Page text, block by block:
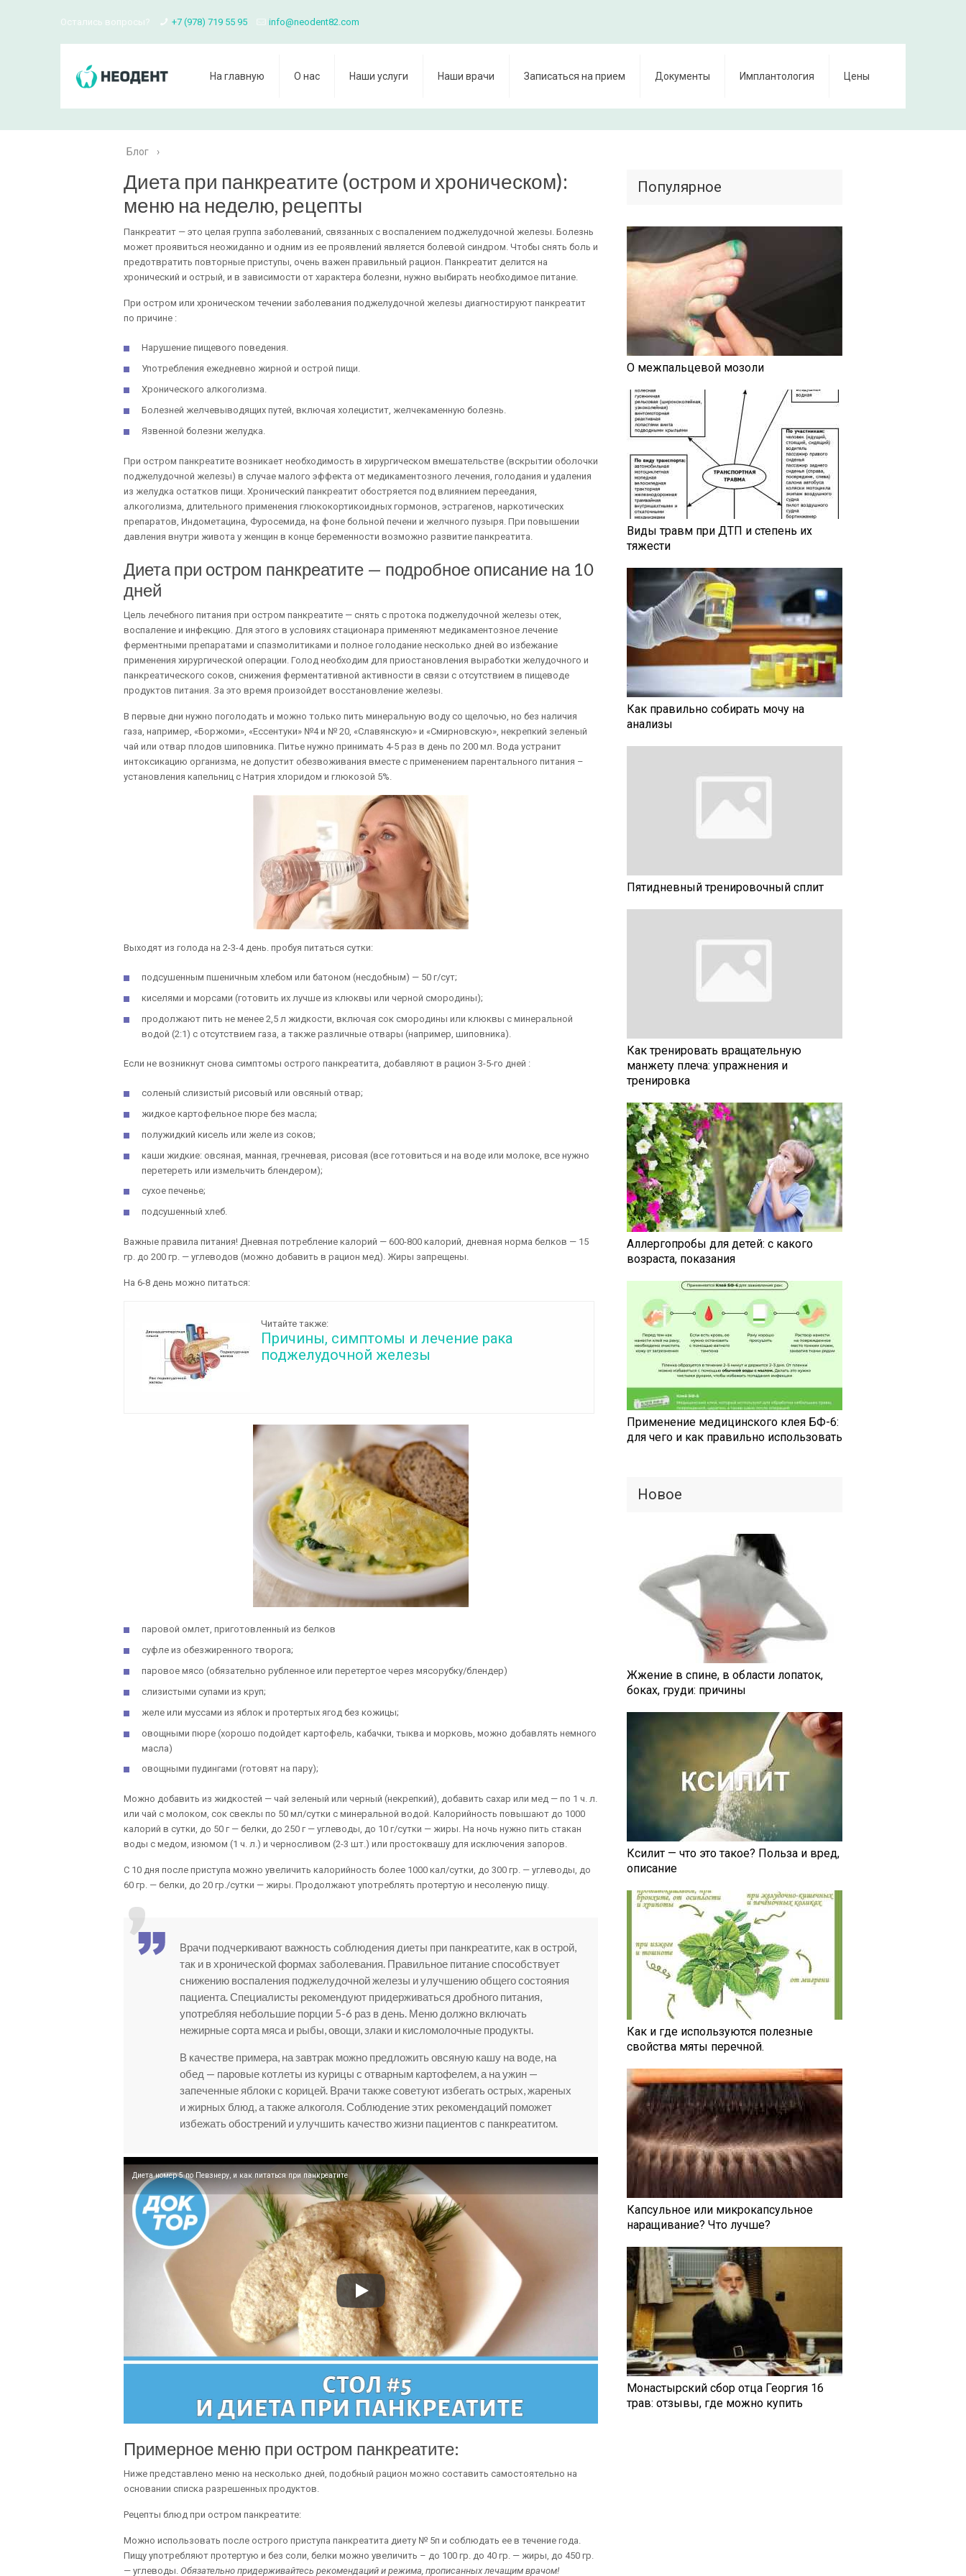
Остались вопросы? +7 (978) 719 55 95 info@neodent82.com
На главную О нас Наши услуги Наши врачи Записаться на прием Документы Имплантология Цены
Блог ›
Диета при панкреатите (остром и хроническом):
меню на неделю, рецепты
Панкреатит — это целая группа заболеваний, связанных с воспалением поджелудочной железы. Болезнь
может проявиться неожиданно и одним из ее проявлений является болевой синдром. Чтобы снять боль и
предотвратить повторные приступы, очень важен правильный рацион. Панкреатит делится на
хронический и острый, и в зависимости от характера болезни, нужно выбирать необходимое питание.
При остром или хроническом течении заболевания поджелудочной железы диагностируют панкреатит
по причине :
Нарушение пищевого поведения.
Употребления ежедневно жирной и острой пищи.
Хронического алкоголизма.
Болезней желчевыводящих путей, включая холецистит, желчекаменную болезнь.
Язвенной болезни желудка.
При остром панкреатите возникает необходимость в хирургическом вмешательстве (вскрытии оболочки
поджелудочной железы) в случае малого эффекта от медикаментозного лечения, голодания и удаления
из желудка остатков пищи. Хронический панкреатит обостряется под влиянием переедания,
алкоголизма, длительного применения глюкокортикоидных гормонов, эстрагенов, наркотических
препаратов, Индометацина, Фуросемида, на фоне больной печени и желчного пузыря. При повышении
давления внутри живота у женщин в конце беременности возможно развитие панкреатита.
Диета при остром панкреатите — подробное описание на 10
дней
Цель лечебного питания при остром панкреатите — снять с протока поджелудочной железы отек,
воспаление и инфекцию. Для этого в условиях стационара применяют медикаментозное лечение
ферментными препаратами и спазмолитиками и полное голодание несколько дней во избежание
применения хирургической операции. Голод необходим для приостановления выработки желудочного и
панкреатического соков, снижения ферментативной активности в связи с отсутствием в пищеводе
продуктов питания. За это время произойдет восстановление железы.
В первые дни нужно поголодать и можно только пить минеральную воду со щелочью, но без наличия
газа, например, «Боржоми», «Ессентуки» №4 и № 20, «Славянскую» и «Смирновскую», некрепкий зеленый
чай или отвар плодов шиповника. Питье нужно принимать 4-5 раз в день по 200 мл. Вода устранит
интоксикацию организма, не допустит обезвоживания вместе с применением парентального питания –
установления капельниц с Натрия хлоридом и глюкозой 5%.
Выходят из голода на 2-3-4 день. пробуя питаться сутки:
подсушенным пшеничным хлебом или батоном (несдобным) — 50 г/сут;
киселями и морсами (готовить их лучше из клюквы или черной смородины);
продолжают пить не менее 2,5 л жидкости, включая сок смородины или клюквы с минеральной
водой (2:1) с отсутствием газа, а также различные отвары (например, шиповника).
Если не возникнут снова симптомы острого панкреатита, добавляют в рацион 3-5-го дней :
соленый слизистый рисовый или овсяный отвар;
жидкое картофельное пюре без масла;
полужидкий кисель или желе из соков;
каши жидкие: овсяная, манная, гречневая, рисовая (все готовиться и на воде или молоке, все нужно
перетереть или измельчить блендером);
сухое печенье;
подсушенный хлеб.
Важные правила питания! Дневная потребление калорий — 600-800 калорий, дневная норма белков — 15
гр. до 200 гр. — углеводов (можно добавить в рацион мед). Жиры запрещены.
На 6-8 день можно питаться:
Читайте также:
Причины, симптомы и лечение рака
поджелудочной железы
паровой омлет, приготовленный из белков
суфле из обезжиренного творога;
паровое мясо (обязательно рубленное или перетертое через мясорубку/блендер)
слизистыми супами из круп;
желе или муссами из яблок и протертых ягод без кожицы;
овощными пюре (хорошо подойдет картофель, кабачки, тыква и морковь, можно добавлять немного
масла)
овощными пудингами (готовят на пару);
Можно добавить из жидкостей — чай зеленый или черный (некрепкий), добавить сахар или мед — по 1 ч. л.
или чай с молоком, сок свеклы по 50 мл/сутки с минеральной водой. Калорийность повышают до 1000
калорий в сутки, до 50 г — белки, до 250 г — углеводы, до 10 г/сутки — жиры. На ночь нужно пить стакан
воды с медом, изюмом (1 ч. л.) и черносливом (2-3 шт.) или простоквашу для исключения запоров.
С 10 дня после приступа можно увеличить калорийность более 1000 кал/сутки, до 300 гр. — углеводы, до
60 гр. — белки, до 20 гр./сутки — жиры. Продолжают употреблять протертую и несоленую пищу.
Врачи подчеркивают важность соблюдения диеты при панкреатите, как в острой,
так и в хронической формах заболевания. Правильное питание способствует
снижению воспаления поджелудочной железы и улучшению общего состояния
пациента. Специалисты рекомендуют придерживаться дробного питания,
употребляя небольшие порции 5-6 раз в день. Меню должно включать
нежирные сорта мяса и рыбы, овощи, злаки и кисломолочные продукты.
В качестве примера, на завтрак можно предложить овсяную кашу на воде, на
обед — паровые котлеты из курицы с отварным картофелем, а на ужин —
запеченные яблоки с корицей. Врачи также советуют избегать острых, жареных
и жирных блюд, а также алкоголя. Соблюдение этих рекомендаций поможет
избежать обострений и улучшить качество жизни пациентов с панкреатитом.
Диета номер 5 по Певзнеру, и как питаться при панкреатите
Примерное меню при остром панкреатите:
Ниже представлено меню на несколько дней, подобный рацион можно составить самостоятельно на
основании списка разрешенных продуктов.
Рецепты блюд при остром панкреатите:
Можно использовать после острого приступа панкреатита диету № 5п и соблюдать ее в течение года.
Пищу употребляют протертую и без соли, белки можно увеличить – до 100 гр. до 40 гр. — жиры, до 450 гр.
— углеводы. Обязательно придерживайтесь рекомендаций и режима, прописанных лечащим врачом!
Популярное
О межпальцевой мозоли
Виды травм при ДТП и степень их
тяжести
Как правильно собирать мочу на
анализы
Пятидневный тренировочный сплит
Как тренировать вращательную
манжету плеча: упражнения и
тренировка
Аллергопробы для детей: с какого
возраста, показания
Применение медицинского клея БФ-6:
для чего и как правильно использовать
Новое
Жжение в спине, в области лопаток,
боках, груди: причины
Ксилит — что это такое? Польза и вред,
описание
Как и где используются полезные
свойства мяты перечной.
Капсульное или микрокапсульное
наращивание? Что лучше?
Монастырский сбор отца Георгия 16
трав: отзывы, где можно купить